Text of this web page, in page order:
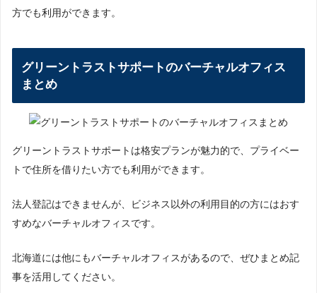
個人事業主・フリーランス向き
郵便物の月１回以上の転送
到着した郵便物の詳細確認可能
貸し会議室あり
ネットショップ販売者向き
方でも利用ができます。
グリーントラストサポートのバーチャルオフィス
まとめ
グリーントラストサポートは格安プランが魅力的で、プライベー
トで住所を借りたい方でも利用ができます。
法人登記はできませんが、ビジネス以外の利用目的の方にはおす
すめなバーチャルオフィスです。
北海道には他にもバーチャルオフィスがあるので、ぜひまとめ記
事を活用してください。